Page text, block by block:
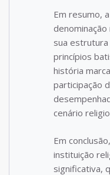
Em resumo,
sua
princípios
história
participação
cenário
Em
instituição
significativa,